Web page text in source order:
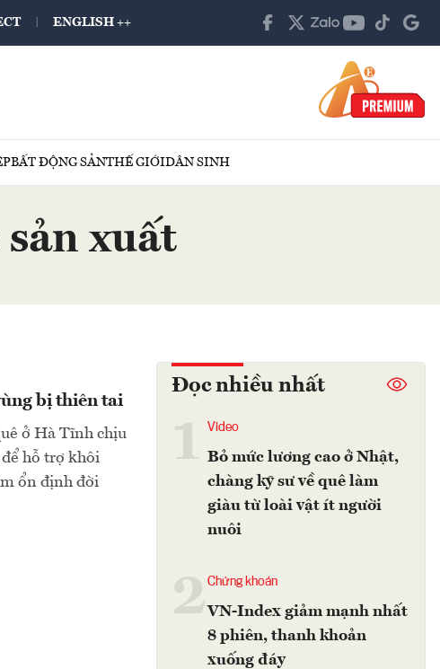
ENGLISH ++
BẤT ĐỘNG SẢNTHẾ GIỚIDÂN SINH
xuất
bị thiên tai
ở Hà Tĩnh chịu
hỗ trợ khôi
ổn định đời
Đọc nhiều nhất
Video
Bỏ mức lương cao ở Nhật,
chàng kỹ sư về quê làm
giàu từ loài vật ít người
nuôi
2Chứng khoán
VN-Index giảm mạnh nhất
8 phiên, thanh khoản
xuống đáy